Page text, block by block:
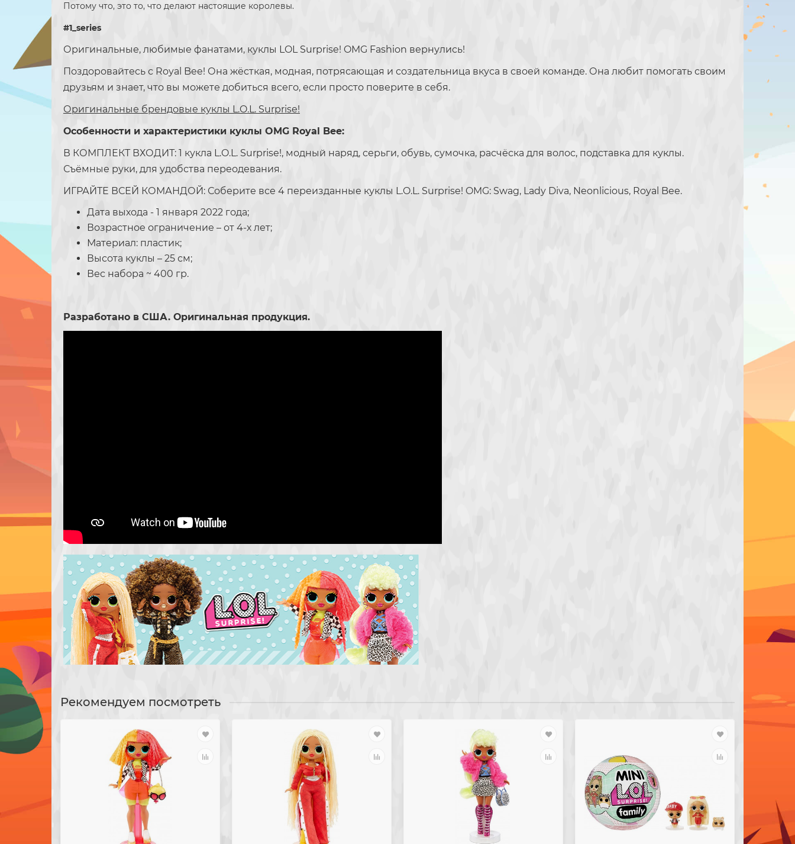
Потому что, это то, что делают настоящие королевы.
#1_series
Оригинальные, любимые фанатами, куклы LOL Surprise! OMG Fashion вернулись!
Поздоровайтесь с Royal Bee! Она жёсткая, модная, потрясающая и создательница вкуса в своей команде. Она любит помогать своим
друзьям и знает, что вы можете добиться всего, если просто поверите в себя.
Оригинальные брендовые куклы L.O.L. Surprise!
Особенности и характеристики куклы OMG Royal Bee:
В КОМПЛЕКТ ВХОДИТ: 1 кукла L.O.L. Surprise!, модный наряд, серьги, обувь, сумочка, расчёска для волос, подставка для куклы.
Съёмные руки, для удобства переодевания.
ИГРАЙТЕ ВСЕЙ КОМАНДОЙ: Соберите все 4 переизданные куклы L.O.L. Surprise! OMG: Swag, Lady Diva, Neonlicious, Royal Bee.
Дата выхода - 1 января 2022 года;
Возрастное ограничение – от 4-х лет;
Материал: пластик;
Высота куклы – 25 см;
Вес набора ~ 400 гр.
Разработано в США. Оригинальная продукция.
Рекомендуем посмотреть